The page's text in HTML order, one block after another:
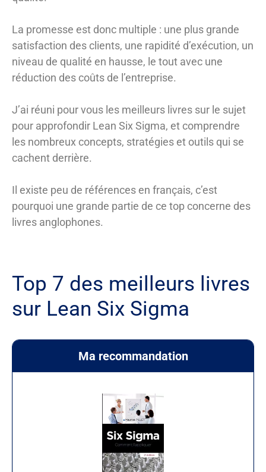
La promesse est donc multiple : une plus grande
satisfaction des clients, une rapidité d’exécution, un
niveau de qualité en hausse, le tout avec une
réduction des coûts de l’entreprise.
J’ai réuni pour vous les meilleurs livres sur le sujet
pour approfondir Lean Six Sigma, et comprendre
les nombreux concepts, stratégies et outils qui se
cachent derrière.
Il existe peu de références en français, c’est
pourquoi une grande partie de ce top concerne des
livres anglophones.
Top 7 des meilleurs livres
sur Lean Six Sigma
Ma recommandation